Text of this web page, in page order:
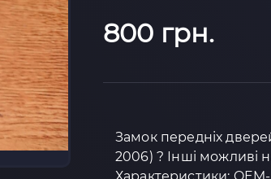
800 грн.
Замок передніх
2006) ? Інші можливі